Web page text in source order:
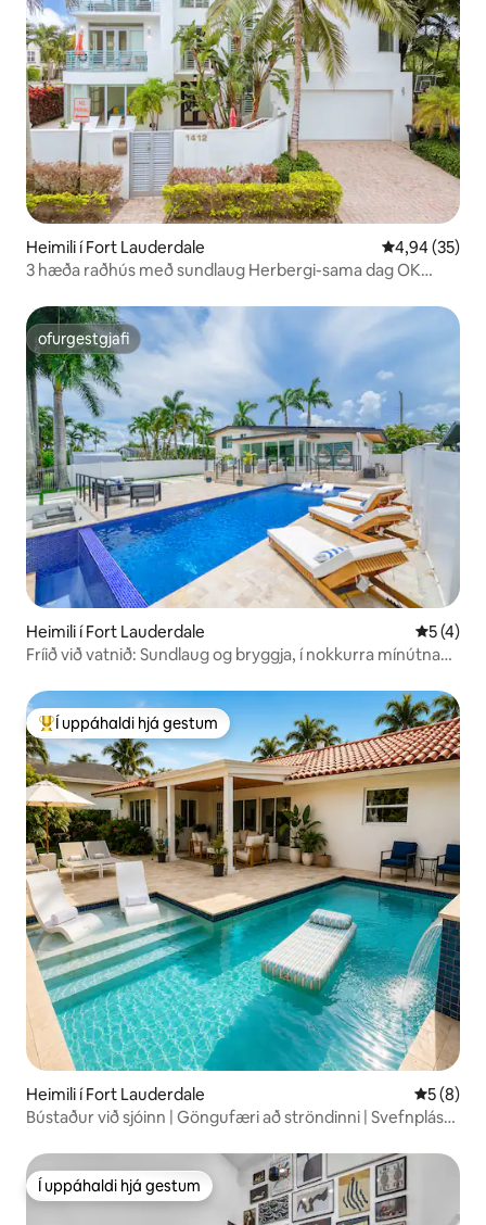
Heimili í Fort Lauderdale 4,94 af 5 í
4,94 (35)
3 hæða raðhús með sundlaug Herbergi-sama dag OK
ofurgestgjafi
ofurgestgjafi
Heimili í Fort Lauderdale 5 af 5 í
5 (4)
Fríið við vatnið: Sundlaug og bryggja, í nokkurra mínútna
Í mestu uppáhaldi hjá gestum
Í uppáhaldi hjá gestum
Heimili í Fort Lauderdale 5 af 5 í
5 (8)
Bústaður við sjóinn | Göngufæri að ströndinni | Svefnpláss
Í uppáhaldi hjá gestum
Í uppáhaldi hjá gestum